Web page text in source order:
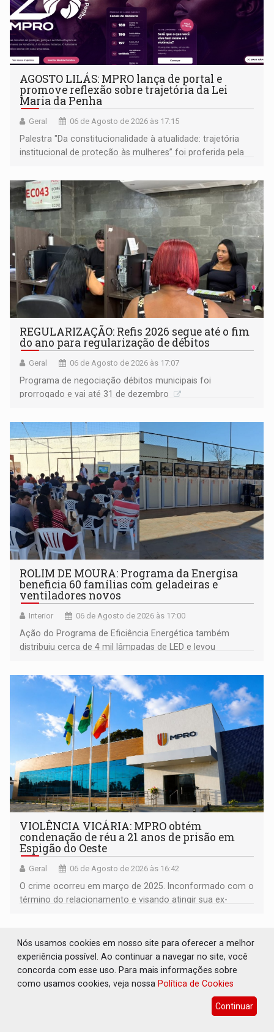
AGOSTO LILÁS: MPRO lança de portal e
promove reflexão sobre trajetória da Lei
Maria da Penha
Geral 06 de Agosto de 2026 às 17:15
Palestra "Da constitucionalidade à atualidade: trajetória
institucional de proteção às mulheres” foi proferida pela
Goiás
REGULARIZAÇÃO: Refis 2026 segue até o fim
do ano para regularização de débitos
Geral 06 de Agosto de 2026 às 17:07
Programa de negociação débitos municipais foi
prorrogado e vai até 31 de dezembro
ROLIM DE MOURA: Programa da Energisa
beneficia 60 famílias com geladeiras e
ventiladores novos
Interior 06 de Agosto de 2026 às 17:00
Ação do Programa de Eficiência Energética também
distribuiu cerca de 4 mil lâmpadas de LED e levou
comunidade
VIOLÊNCIA VICÁRIA: MPRO obtém
condenação de réu a 21 anos de prisão em
Espigão do Oeste
Geral 06 de Agosto de 2026 às 16:42
O crime ocorreu em março de 2025. Inconformado com o
término do relacionamento e visando atingir sua ex-
Nós usamos cookies em nosso site para oferecer a melhor
experiência possível. Ao continuar a navegar no site, você
concorda com esse uso. Para mais informações sobre
como usamos cookies, veja nossa Política de Cookies
Continuar